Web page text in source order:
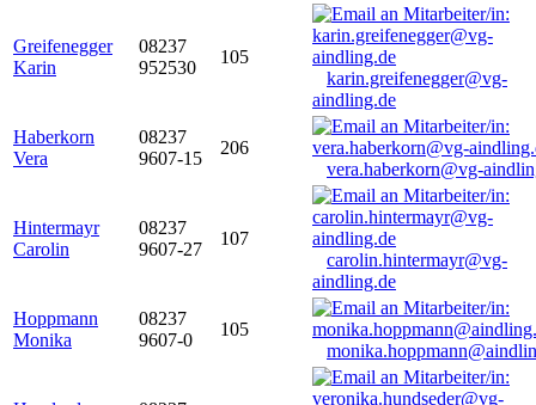
Greifenegger
Karin
08237
952530
105
karin.greifenegger@vg-
aindling.de
Haberkorn
Vera
08237
9607-15
206
vera.haberkorn@vg-
Hintermayr
Carolin
08237
9607-27
107
carolin.hintermayr@vg-
aindling.de
Hoppmann
Monika
08237
9607-0
105